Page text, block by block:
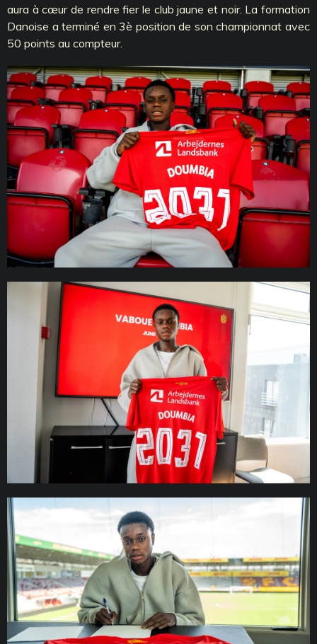
aura à cœur de rendre fier le club jaune et noir. La formation
Danoise a terminé en 3è position de son championnat avec
50 points au compteur.